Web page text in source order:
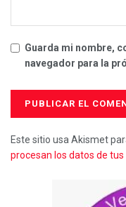
Guarda mi nombre,
navegador para la
Este sitio usa Akismet
procesan los datos de tus